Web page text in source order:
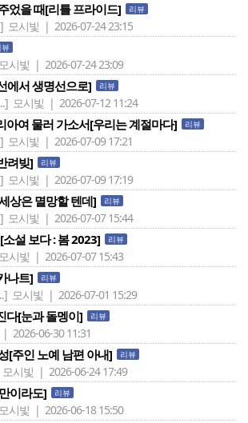
었을 때[리틀 프라이드] 리뷰
모시빛 | 2026-07-24 23:15
모시빛 | 2026-07-24 23:09
에서 생명선으로] 리뷰
모시빛 | 2026-07-12 11:24
아여 물러 가소서[우리는 계절마다] 리뷰
모시빛 | 2026-07-09 17:21
려빚] 리뷰
모시빛 | 2026-07-09 17:19
상은 멸망할 텐데] 리뷰
모시빛 | 2026-07-07 15:44
설 보다 : 봄 2023] 리뷰
모시빛 | 2026-07-07 15:43
나트] 리뷰
모시빛 | 2026-07-01 15:29
다[눈과 돌멩이] 리뷰
2026-06-30 11:31
[주인 노예 남편 아내] 리뷰
모시빛 | 2026-06-24 17:49
이라도] 리뷰
모시빛 | 2026-06-18 15:50